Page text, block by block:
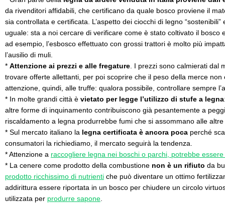
da rivenditori affidabili, che certificano da quale bosco proviene il
sia controllata e certificata. L’aspetto dei ciocchi di legno “sostenibili”
uguale: sta a noi cercare di verificare come è stato coltivato il bosco
ad esempio, l’esbosco effettuato con grossi trattori è molto più
l’ausilio di muli.
* Attenzione ai prezzi e alle fregature . I prezzi sono calmierati dal
trovare offerte allettanti, per poi scoprire che il peso della merce
attenzione, quindi, alle truffe: qualora possibile, controllare sempre
* In molte grandi città è vietato per legge l’utilizzo di stufe a legna
altre forme di inquinamento contribuiscono già pesantemente a
riscaldamento a legna produrrebbe fumi che si assommano alle
* Sul mercato italiano la legna certificata è ancora poca perché
consumatori la richiediamo, il mercato seguirà la tendenza.
* Attenzione a raccogliere legna nei boschi o parchi, potrebbe
* La cenere come prodotto della combustione non è un rifiuto da
prodotto ricchissimo di nutrienti che può diventare un ottimo
addirittura essere riportata in un bosco per chiudere un circolo
utilizzata per produrre sapone